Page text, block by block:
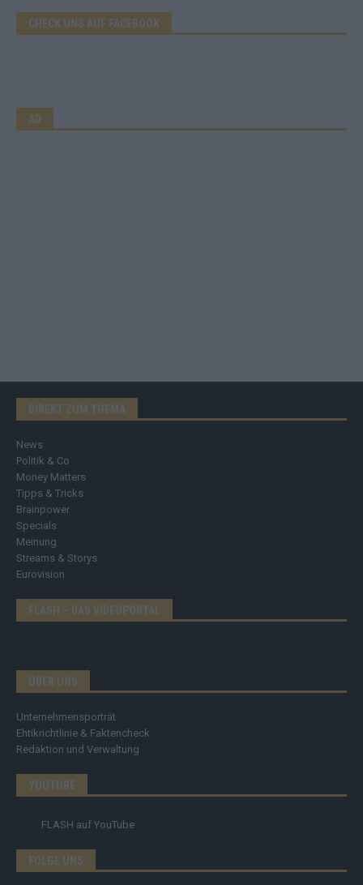
CHECK UNS AUF FACEBOOK
AD
DIREKT ZUM THEMA
News
Politik & Co
Money Matters
Tipps & Tricks
Brainpower
Specials
Meinung
Streams & Storys
Eurovision
FLASH – DAS VIDEOPORTAL
ÜBER UNS
Unternehmensporträt
Ehtikrichtlinie & Faktencheck
Redaktion und Verwaltung
YOUTUBE
FLASH auf YouTube
FOLGE UNS